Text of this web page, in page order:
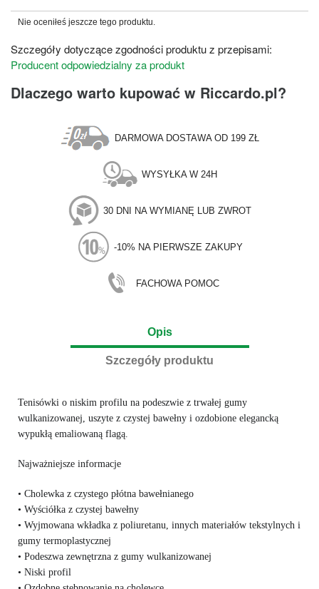
Nie oceniłeś jeszcze tego produktu.
Szczegóły dotyczące zgodności produktu z przepisami:
Producent odpowiedzialny za produkt
Dlaczego warto kupować w Riccardo.pl?
DARMOWA DOSTAWA OD 199 ZŁ
WYSYŁKA W 24H
30 DNI NA WYMIANĘ LUB ZWROT
-10% NA PIERWSZE ZAKUPY
FACHOWA POMOC
Opis
Szczegóły produktu
Tenisówki o niskim profilu na podeszwie z trwałej gumy
wulkanizowanej, uszyte z czystej bawełny i ozdobione elegancką
wypukłą emaliowaną flagą.
Najważniejsze informacje
• Cholewka z czystego płótna bawełnianego
• Wyściółka z czystej bawełny
• Wyjmowana wkładka z poliuretanu, innych materiałów tekstylnych i
gumy termoplastycznej
• Podeszwa zewnętrzna z gumy wulkanizowanej
• Niski profil